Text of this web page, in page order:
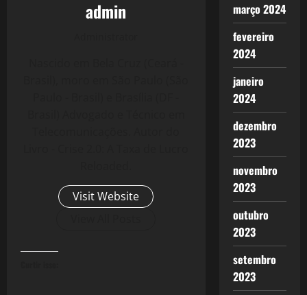
admin
Visit Website
março 2024
fevereiro
2024
janeiro
2024
dezembro
2023
novembro
2023
outubro
2023
setembro
2023